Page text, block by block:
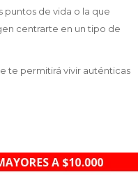
puntos de vida o la que
centrarte en un tipo de
te permitirá vivir auténticas